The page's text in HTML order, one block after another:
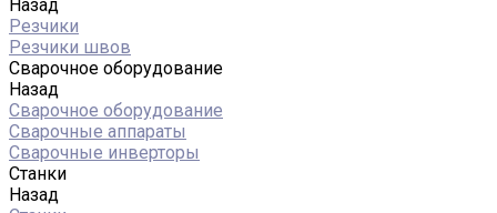
Назад
Резчики
Резчики швов
Сварочное оборудование
Назад
Сварочное оборудование
Сварочные аппараты
Сварочные инверторы
Станки
Назад